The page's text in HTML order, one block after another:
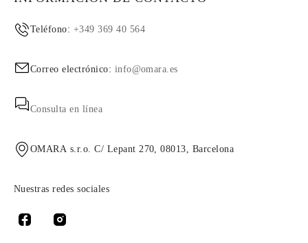
Teléfono: +349 369 40 564
Correo electrónico: info@omara.es
Consulta en línea
OMARA s.r.o. C/ Lepant 270, 08013, Barcelona
Nuestras redes sociales